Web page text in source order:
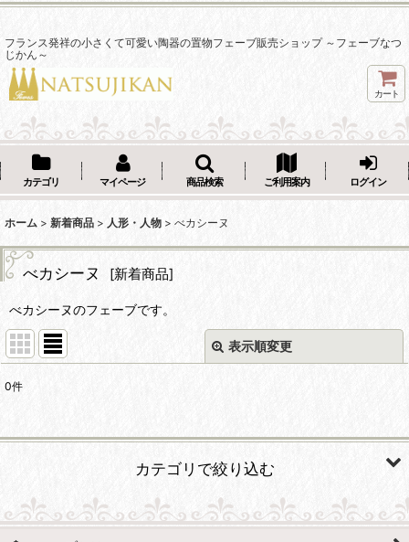
フランス発祥の小さくて可愛い陶器の置物フェーブ販売ショップ ～フェーブなつ
じかん～
カート
カテゴリ マイページ 商品検索 ご利用案内 ログイン
ホーム > 新着商品 > 人形・人物 > べカシーヌ
べカシーヌ [新着商品]
べカシーヌのフェーブです。
表示順変更
絞り込む
0件
カテゴリで絞り込む
人形・人物 (すべての商品を表示)